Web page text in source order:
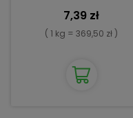
7,39 zł
( 1 kg = 369,50 zł )